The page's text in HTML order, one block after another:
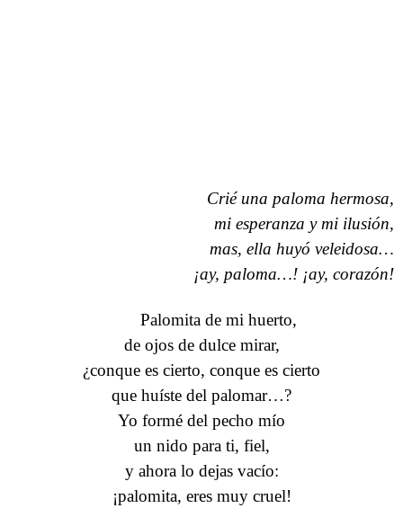
Crié una paloma hermosa,
mi esperanza y mi ilusión,
mas, ella huyó veleidosa…
¡ay, paloma…! ¡ay, corazón!
Palomita de mi huerto,
de ojos de dulce mirar,
¿conque es cierto, conque es cierto
que huíste del palomar…?
Yo formé del pecho mío
un nido para ti, fiel,
y ahora lo dejas vacío:
¡palomita, eres muy cruel!